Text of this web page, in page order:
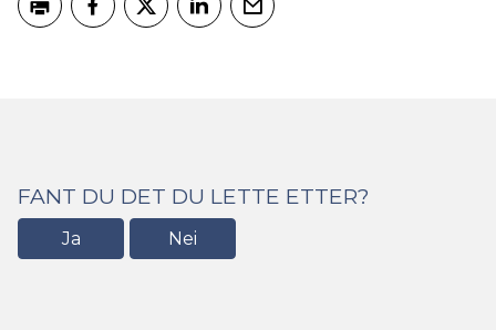
FANT DU DET DU LETTE ETTER?
Ja Nei